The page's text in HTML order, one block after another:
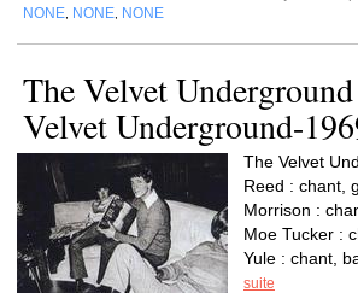
NONE NONE NONE
The Velvet
Velvet Underground-
The Velvet
Reed : chant,
Morrison :
Moe Tucker :
Yule : chant,
suite